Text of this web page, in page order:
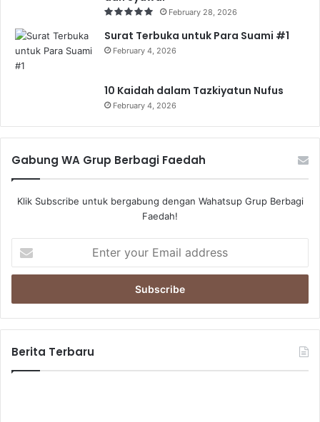
February 28, 2026
Surat Terbuka untuk Para Suami #1
February 4, 2026
10 Kaidah dalam Tazkiyatun Nufus
February 4, 2026
Gabung WA Grup Berbagi Faedah
Klik Subscribe untuk bergabung dengan Wahatsup Grup Berbagi
Faedah!
t
r
y
u
Berita Terbaru